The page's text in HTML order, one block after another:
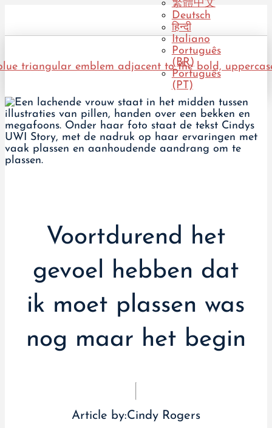
繁體中文
Deutsch
हिन्दी
Italiano
Português
(BR)
Português
(PT)
Voortdurend het
gevoel hebben dat
ik moet plassen was
nog maar het begin
Article by:Cindy Rogers